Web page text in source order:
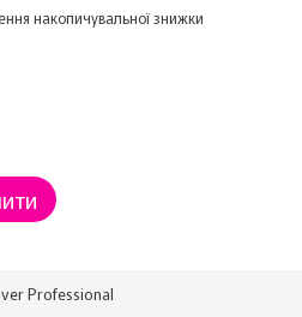
накопичувальної знижки
Professional